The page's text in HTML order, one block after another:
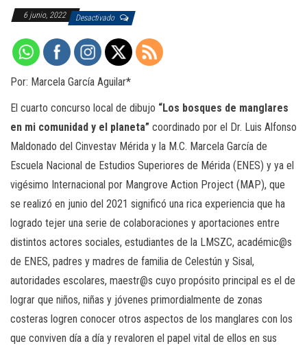
6 junio, 2022 Desactivado
Por: Marcela García Aguilar*
El cuarto concurso local de dibujo “Los bosques de manglares
en mi comunidad y el planeta” coordinado por el Dr. Luis Alfonso
Maldonado del Cinvestav Mérida y la M.C. Marcela García de
Escuela Nacional de Estudios Superiores de Mérida (ENES) y ya el
vigésimo Internacional por Mangrove Action Project (MAP), que
se realizó en junio del 2021 significó una rica experiencia que ha
logrado tejer una serie de colaboraciones y aportaciones entre
distintos actores sociales, estudiantes de la LMSZC, académic@s
de ENES, padres y madres de familia de Celestún y Sisal,
autoridades escolares, maestr@s cuyo propósito principal es el de
lograr que niños, niñas y jóvenes primordialmente de zonas
costeras logren conocer otros aspectos de los manglares con los
que conviven día a día y revaloren el papel vital de ellos en sus